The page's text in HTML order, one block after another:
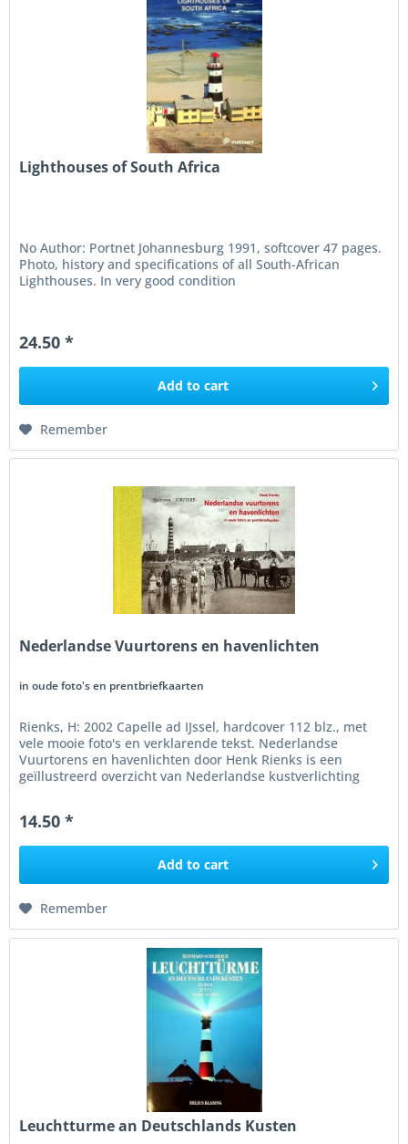
Lighthouses of South Africa
No Author: Portnet Johannesburg 1991, softcover 47 pages.
Photo, history and specifications of all South-African
Lighthouses. In very good condition
24.50 *
Add to cart
Remember
Nederlandse Vuurtorens en havenlichten
in oude foto's en prentbriefkaarten
Rienks, H: 2002 Capelle ad IJssel, hardcover 112 blz., met
vele mooie foto's en verklarende tekst. Nederlandse
Vuurtorens en havenlichten door Henk Rienks is een
geïllustreerd overzicht van Nederlandse kustverlichting
14.50 *
Add to cart
Remember
Leuchtturme an Deutschlands Kusten